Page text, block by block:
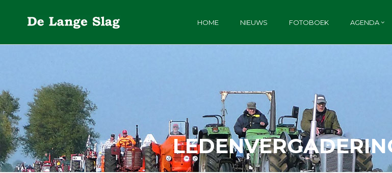
HOME NIEUWS FOTOBOEK AGENDA